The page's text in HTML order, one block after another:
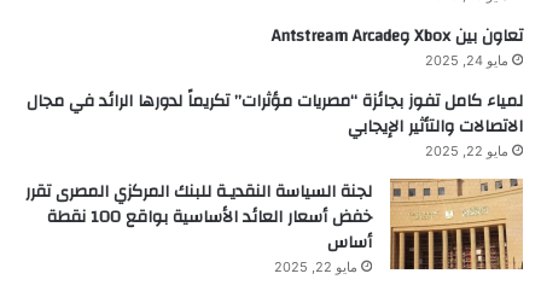
تعاون بين Xbox وAntstream Arcade
مايو 24, 2025
لمياء كامل تفوز بجائزة “مصريات مؤثرات” تكريماً لدورها الرائد في مجال
الاتصالات والتأثير الإيجابي
مايو 22, 2025
لجنة السياسة النقديـة للبنك المركزي المصرى تقرر
خفض أسعار العائد الأساسية بواقع 100 نقطة
أساس
مايو 22, 2025